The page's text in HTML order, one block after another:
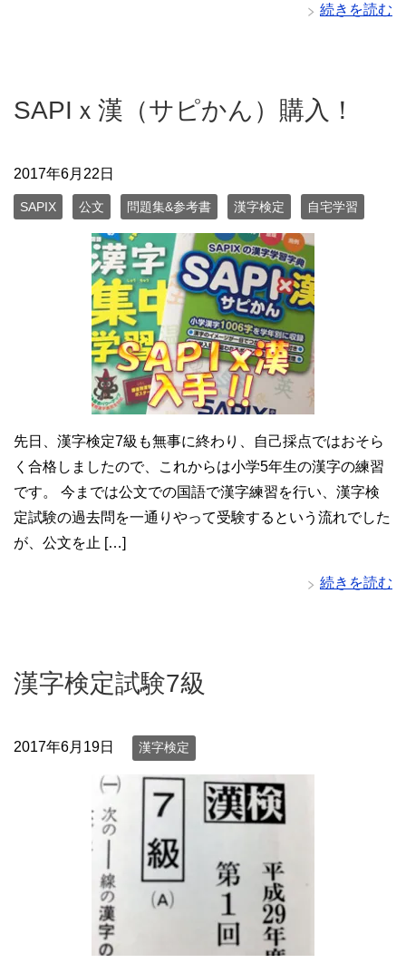
続きを読む
SAPIｘ漢（サピかん）購入！
2017年6月22日
SAPIX 公文 問題集&参考書 漢字検定 自宅学習
先日、漢字検定7級も無事に終わり、自己採点ではおそら
く合格しましたので、これからは小学5年生の漢字の練習
です。 今までは公文での国語で漢字練習を行い、漢字検
定試験の過去問を一通りやって受験するという流れでした
が、公文を止 […]
続きを読む
漢字検定試験7級
2017年6月19日 漢字検定